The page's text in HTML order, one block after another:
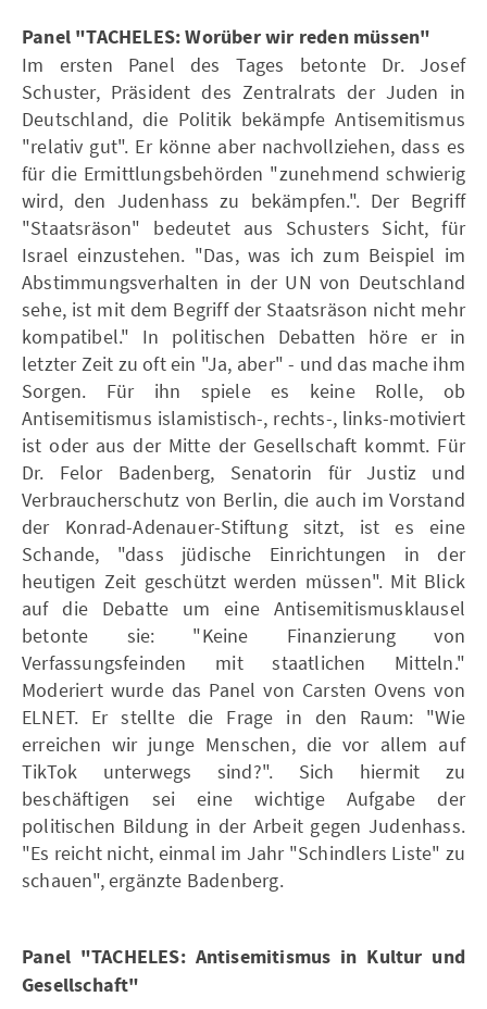
Panel "TACHELES: Worüber wir reden müssen"
Im ersten Panel des Tages betonte Dr. Josef
Schuster, Präsident des Zentralrats der Juden in
Deutschland, die Politik bekämpfe Antisemitismus
"relativ gut". Er könne aber nachvollziehen, dass es
für die Ermittlungsbehörden "zunehmend schwierig
wird, den Judenhass zu bekämpfen.". Der Begriff
"Staatsräson" bedeutet aus Schusters Sicht, für
Israel einzustehen. "Das, was ich zum Beispiel im
Abstimmungsverhalten in der UN von Deutschland
sehe, ist mit dem Begriff der Staatsräson nicht mehr
kompatibel." In politischen Debatten höre er in
letzter Zeit zu oft ein "Ja, aber" - und das mache ihm
Sorgen. Für ihn spiele es keine Rolle, ob
Antisemitismus islamistisch-, rechts-, links-motiviert
ist oder aus der Mitte der Gesellschaft kommt. Für
Dr. Felor Badenberg, Senatorin für Justiz und
Verbraucherschutz von Berlin, die auch im Vorstand
der Konrad-Adenauer-Stiftung sitzt, ist es eine
Schande, "dass jüdische Einrichtungen in der
heutigen Zeit geschützt werden müssen". Mit Blick
auf die Debatte um eine Antisemitismusklausel
betonte sie: "Keine Finanzierung von
Verfassungsfeinden mit staatlichen Mitteln."
Moderiert wurde das Panel von Carsten Ovens von
ELNET. Er stellte die Frage in den Raum: "Wie
erreichen wir junge Menschen, die vor allem auf
TikTok unterwegs sind?". Sich hiermit zu
beschäftigen sei eine wichtige Aufgabe der
politischen Bildung in der Arbeit gegen Judenhass.
"Es reicht nicht, einmal im Jahr "Schindlers Liste" zu
schauen", ergänzte Badenberg.
Panel "TACHELES: Antisemitismus in Kultur und
Gesellschaft"